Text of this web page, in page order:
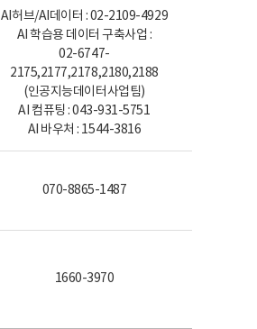
AI허브/AI데이터 : 02-2109-4929
AI 학습용 데이터 구축사업 :
02-6747-
2175,2177,2178,2180,2188
(인공지능데이터사업팀)
AI 컴퓨팅 : 043-931-5751
AI 바우처 : 1544-3816
070-8865-1487
1660-3970